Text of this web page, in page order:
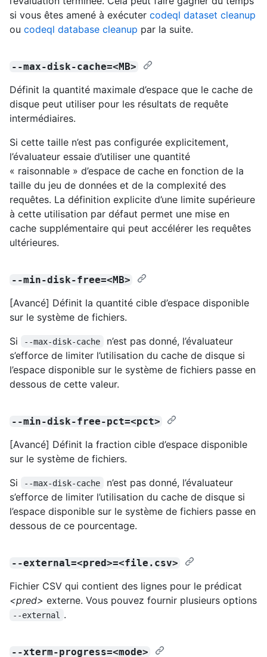
si vous êtes amené à exécuter codeql dataset cleanup
ou codeql database cleanup par la suite.
--max-disk-cache=<MB>
Définit la quantité maximale d’espace que le cache de
disque peut utiliser pour les résultats de requête
intermédiaires.
Si cette taille n’est pas configurée explicitement,
l’évaluateur essaie d’utiliser une quantité
« raisonnable » d’espace de cache en fonction de la
taille du jeu de données et de la complexité des
requêtes. La définition explicite d’une limite supérieure
à cette utilisation par défaut permet une mise en
cache supplémentaire qui peut accélérer les requêtes
ultérieures.
--min-disk-free=<MB>
[Avancé] Définit la quantité cible d’espace disponible
sur le système de fichiers.
Si
--max-disk-cache
n’est pas donné, l’évaluateur
s’efforce de limiter l’utilisation du cache de disque si
l’espace disponible sur le système de fichiers passe en
dessous de cette valeur.
--min-disk-free-pct=<pct>
[Avancé] Définit la fraction cible d’espace disponible
sur le système de fichiers.
Si
--max-disk-cache
n’est pas donné, l’évaluateur
s’efforce de limiter l’utilisation du cache de disque si
l’espace disponible sur le système de fichiers passe en
dessous de ce pourcentage.
--external=<pred>=<file.csv>
Fichier CSV qui contient des lignes pour le prédicat
<pred> externe. Vous pouvez fournir plusieurs options
--external .
--xterm-progress=<mode>